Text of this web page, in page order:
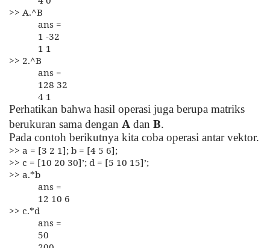
>> A.^B
ans =
1 -32
1 1
>> 2.^B
ans =
128 32
4 1
Perhatikan bahwa hasil operasi juga berupa matriks
berukuran sama dengan A dan B.
Pada contoh berikutnya kita coba operasi antar vektor.
>> a = [3 2 1]; b = [4 5 6];
>> c = [10 20 30]’; d = [5 10 15]’;
>> a.*b
ans =
12 10 6
>> c.*d
ans =
50